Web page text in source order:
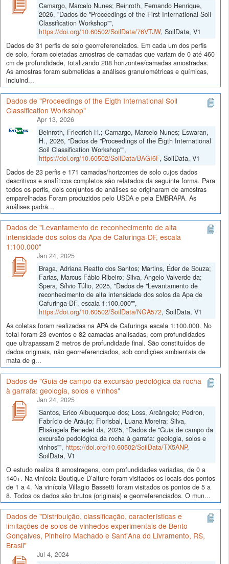
Camargo, Marcelo Nunes; Beinroth, Fernando Henrique,
2026, "Dados de "Proceedings of the First International Soil
Classification Workshop"",
https://doi.org/10.60502/SoilData/76VTJW, SoilData, V1
Dados de 31 perfis de solo georreferenciados. Em cada um dos perfis
de solo, foram coletadas amostras de camadas que variam de 0 até 460
cm de profundidade, totalizando 208 horizontes/camadas amostradas.
As amostras foram submetidas a análises granulométricas e químicas,
incluind...
Dados de "Proceedings of the Eigth International Soil
Classification Workshop"
Apr 13, 2026
Beinroth, Friedrich H.; Camargo, Marcelo Nunes; Eswaran,
H., 2026, "Dados de "Proceedings of the Eigth International
Soil Classification Workshop"",
https://doi.org/10.60502/SoilData/BAGI6F, SoilData, V1
Dados de 23 perfis e 171 camadas/horizontes de solo cujos dados
descritivos e analíticos completos são relatados da seguinte forma. Para
todos os perfis, dois conjuntos de análises se originaram de amostras
emparelhadas Foram produzidos pelo USDA e pela EMBRAPA. As
análises padrã...
Dados de "Levantamento de reconhecimento de alta
intensidade dos solos da Apa de Cafuringa-DF, escala
1:100.000"
Jan 24, 2025
Braga, Adriana Reatto dos Santos; Martins, Éder de Souza;
Farias, Marcus Fábio Ribeiro; Silva, Angelo Valverde da;
Spera, Sílvio Túlio, 2025, "Dados de "Levantamento de
reconhecimento de alta intensidade dos solos da Apa de
Cafuringa-DF, escala 1:100.000"",
https://doi.org/10.60502/SoilData/NGA572, SoilData, V1
As coletas foram realizadas na APA de Cafuringa escala 1:100.000. No
total foram 23 eventos e 82 camadas analisadas, com profundidades
que ultrapassam 2 metros de profundidade final. São constituídos de
dados originais, não georreferenciados, sob condições ambientais de
mata de g...
Dados de "Guia de campo da excursão pedológica da rocha
à garrafa: geologia, solos e vinhos"
Jan 24, 2025
Santos, Erico Albuquerque dos; Loss, Arcângelo; Pedron,
Fabrício de Aráujo; Florisbal, Luana Moreira; Silva,
Elisângela Benedet da, 2025, "Dados de "Guia de campo da
excursão pedológica da rocha à garrafa: geologia, solos e
vinhos"", https://doi.org/10.60502/SoilData/TX5ANP,
SoilData, V1
O estudo realiza 8 amostragens, com profundidades variadas, de 0 a
140+. Na vinícola Boutique D’alture foram visitados os locais dos pontos
de 1 a 4. Na vinícola Villagio Bassetti foram visitados os pontos de 5 a
8. Todos os dados são brutos (originais) e georreferenciados. O mun...
Dados de "Distribuição, classificação, características e
limitações de solos de vinhedos experimentais de Bento
Gonçalves, Pinheiro Machado e Sant'Ana do Livramento, RS,
Brasil"
Jul 4, 2024